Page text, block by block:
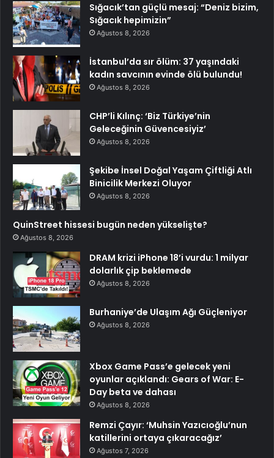
Sığacık’tan güçlü mesaj: “Deniz bizim,
Sığacık hepimizin”
Ağustos 8, 2026
İstanbul’da sır ölüm: 37 yaşındaki
kadın savcının evinde ölü bulundu!
Ağustos 8, 2026
CHP’li Kılınç: ‘Biz Türkiye’nin
Geleceğinin Güvencesiyiz’
Ağustos 8, 2026
Şekibe İnsel Doğal Yaşam Çiftliği Atlı
Binicilik Merkezi Oluyor
Ağustos 8, 2026
QuinStreet hissesi bugün neden yükselişte?
Ağustos 8, 2026
DRAM krizi iPhone 18’i vurdu: 1 milyar
dolarlık çip beklemede
Ağustos 8, 2026
Burhaniye’de Ulaşım Ağı Güçleniyor
Ağustos 8, 2026
Xbox Game Pass’e gelecek yeni
oyunlar açıklandı: Gears of War: E-
Day beta ve dahası
Ağustos 8, 2026
Remzi Çayır: ‘Muhsin Yazıcıoğlu’nun
katillerini ortaya çıkaracağız’
Ağustos 7, 2026